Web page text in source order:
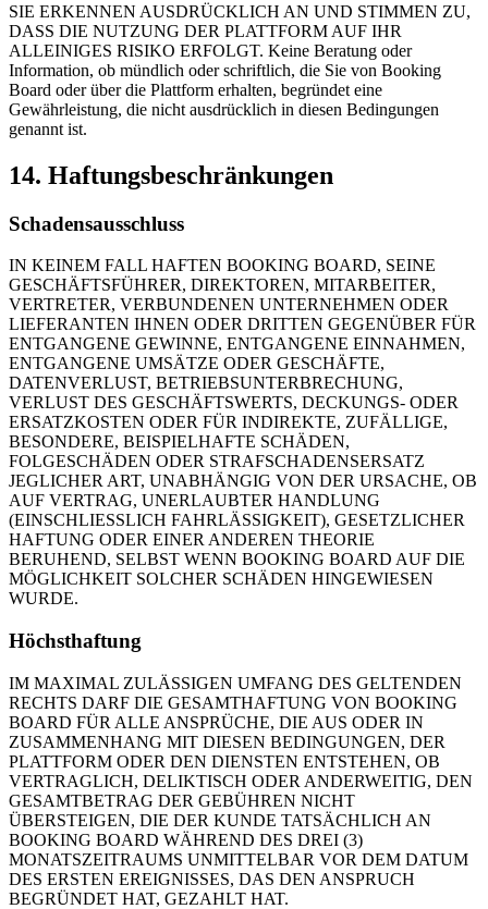
SIE ERKENNEN AUSDRÜCKLICH AN UND STIMMEN ZU,
DASS DIE NUTZUNG DER PLATTFORM AUF IHR
ALLEINIGES RISIKO ERFOLGT. Keine Beratung oder
Information, ob mündlich oder schriftlich, die Sie von Booking
Board oder über die Plattform erhalten, begründet eine
Gewährleistung, die nicht ausdrücklich in diesen Bedingungen
genannt ist.
14. Haftungsbeschränkungen
Schadensausschluss
IN KEINEM FALL HAFTEN BOOKING BOARD, SEINE
GESCHÄFTSFÜHRER, DIREKTOREN, MITARBEITER,
VERTRETER, VERBUNDENEN UNTERNEHMEN ODER
LIEFERANTEN IHNEN ODER DRITTEN GEGENÜBER FÜR
ENTGANGENE GEWINNE, ENTGANGENE EINNAHMEN,
ENTGANGENE UMSÄTZE ODER GESCHÄFTE,
DATENVERLUST, BETRIEBSUNTERBRECHUNG,
VERLUST DES GESCHÄFTSWERTS, DECKUNGS- ODER
ERSATZKOSTEN ODER FÜR INDIREKTE, ZUFÄLLIGE,
BESONDERE, BEISPIELHAFTE SCHÄDEN,
FOLGESCHÄDEN ODER STRAFSCHADENSERSATZ
JEGLICHER ART, UNABHÄNGIG VON DER URSACHE, OB
AUF VERTRAG, UNERLAUBTER HANDLUNG
(EINSCHLIESSLICH FAHRLÄSSIGKEIT), GESETZLICHER
HAFTUNG ODER EINER ANDEREN THEORIE
BERUHEND, SELBST WENN BOOKING BOARD AUF DIE
MÖGLICHKEIT SOLCHER SCHÄDEN HINGEWIESEN
WURDE.
Höchsthaftung
IM MAXIMAL ZULÄSSIGEN UMFANG DES GELTENDEN
RECHTS DARF DIE GESAMTHAFTUNG VON BOOKING
BOARD FÜR ALLE ANSPRÜCHE, DIE AUS ODER IN
ZUSAMMENHANG MIT DIESEN BEDINGUNGEN, DER
PLATTFORM ODER DEN DIENSTEN ENTSTEHEN, OB
VERTRAGLICH, DELIKTISCH ODER ANDERWEITIG, DEN
GESAMTBETRAG DER GEBÜHREN NICHT
ÜBERSTEIGEN, DIE DER KUNDE TATSÄCHLICH AN
BOOKING BOARD WÄHREND DES DREI (3)
MONATSZEITRAUMS UNMITTELBAR VOR DEM DATUM
DES ERSTEN EREIGNISSES, DAS DEN ANSPRUCH
BEGRÜNDET HAT, GEZAHLT HAT.